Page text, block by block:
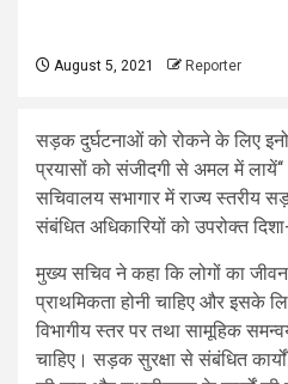
August 5, 2021 Reporter
सड़क दुर्घटनाओं को रोकने के लिए
प्रयासों को संजीदगी से अमल में
सचिवालय सभागार में राज्य स्तरीय
संबंधित अधिकारियों को उपरोक्त दिशा-
मुख्य सचिव ने कहा कि लोगों का
प्राथमिकता होनी चाहिए और इसके
विभागीय स्तर पर तथा सामूहिक
चाहिए। सड़क सुरक्षा से संबंधित